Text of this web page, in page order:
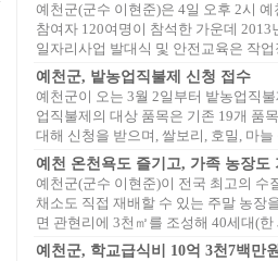
예천군(군수 이현준)은 4일 오후 2시
참여자 120여명이 참석한 가운데
일자리사업 발대식 및 안전교육은 작
예천군, 밭농업직불제 신청 접수
예천군이 오는 3월 2일부터 밭농업직
업직불제의 대상 품목은 기존 19개 품
대해 신청을 받으며, 쌀보리, 호밀, 마
예천 온천욕도 즐기고, 가족 농장도
예천군(군수 이현준)이 전국 최고의 수
채소도 직접 재배할 수 있는 주말 농장
면 관현리에 3천㎡를 조성해 40세대(
예천군, 학교급식비 10억 3천7백만